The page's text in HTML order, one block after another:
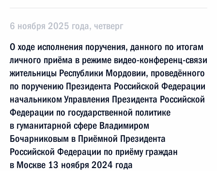
6 ноября 2025 года, четверг
О ходе исполнения поручения, данного по итогам
личного приёма в режиме видео-конференц-связи
жительницы Республики Мордовии, проведённого
по поручению Президента Российской Федерации
начальником Управления Президента Российской
Федерации по государственной политике
в гуманитарной сфере Владимиром
Бочарниковым в Приёмной Президента
Российской Федерации по приёму граждан
в Москве 13 ноября 2024 года